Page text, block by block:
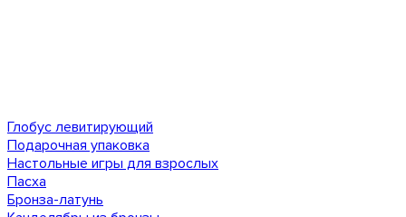
Глобус левитирующий
Подарочная упаковка
Настольные игры для взрослых
Пасха
Бронза-латунь